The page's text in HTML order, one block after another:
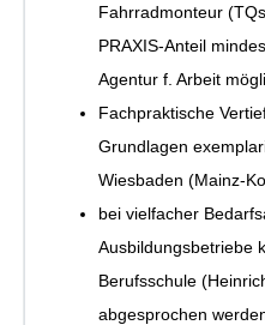
Fahrradmonteur
PRAXIS-Anteil
Agentur f. Arbeit
Fachpraktische
Grundlagen
Wiesbaden (Mainz-
bei vielfacher
Ausbildungsbetriebe
Berufsschule
abgesprochen